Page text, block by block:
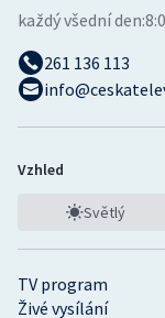
TV program
Živé vysílání
každý všední den:
261 136 113
Vzhled
Světlý